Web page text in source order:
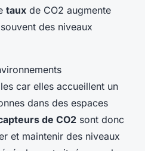
taux de CO2 augmente
des niveaux
car elles accueillent un
dans des espaces
de CO2 sont donc
et maintenir des niveaux